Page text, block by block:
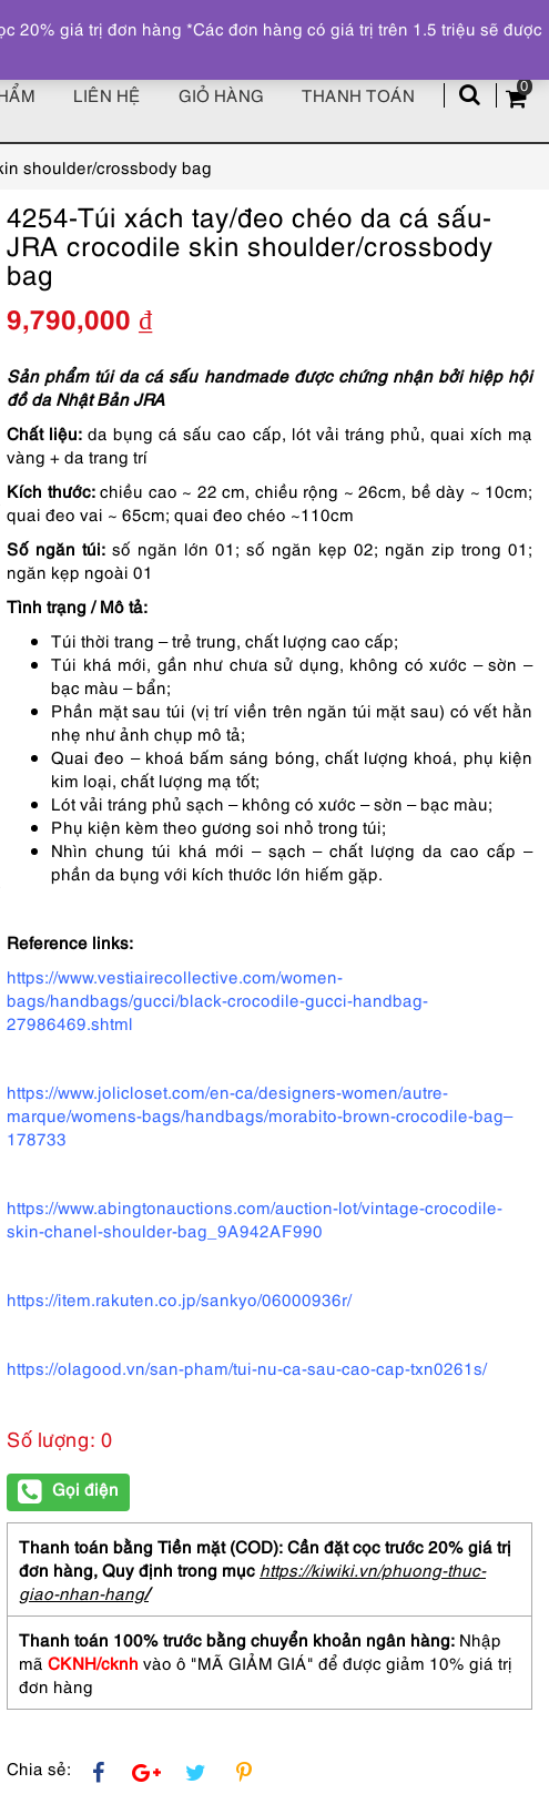
z
0
LIÊN HỆ GIỎ HÀNG THANH TOÁN
shoulder/crossbody bag
4254-Túi xách tay/đeo chéo da cá sấu-
JRA crocodile skin shoulder/crossbody
bag
9,790,000 ₫
Sản phẩm túi da cá sấu handmade được chứng nhận bởi hiệp hội
đồ da Nhật Bản JRA
Chất liệu: da bụng cá sấu cao cấp, lót vải tráng phủ, quai xích mạ
vàng + da trang trí
Kích thước: chiều cao ~ 22 cm, chiều rộng ~ 26cm, bề dày ~ 10cm;
quai đeo vai ~ 65cm; quai đeo chéo ~110cm
Số ngăn túi: số ngăn lớn 01; số ngăn kẹp 02; ngăn zip trong 01;
ngăn kẹp ngoài 01
Tình trạng / Mô tả:
Túi thời trang – trẻ trung, chất lượng cao cấp;
Túi khá mới, gần như chưa sử dụng, không có xước – sờn –
bạc màu – bẩn;
Phần mặt sau túi (vị trí viền trên ngăn túi mặt sau) có vết hằn
nhẹ như ảnh chụp mô tả;
Quai đeo – khoá bấm sáng bóng, chất lượng khoá, phụ kiện
kim loại, chất lượng mạ tốt;
Lót vải tráng phủ sạch – không có xước – sờn – bạc màu;
Phụ kiện kèm theo gương soi nhỏ trong túi;
Nhìn chung túi khá mới – sạch – chất lượng da cao cấp –
phần da bụng với kích thước lớn hiếm gặp.
Reference links:
https://www.vestiairecollective.com/women-
bags/handbags/gucci/black-crocodile-gucci-handbag-
27986469.shtml
https://www.jolicloset.com/en-ca/designers-women/autre-
marque/womens-bags/handbags/morabito-brown-crocodile-bag–
178733
https://www.abingtonauctions.com/auction-lot/vintage-crocodile-
skin-chanel-shoulder-bag_9A942AF990
https://item.rakuten.co.jp/sankyo/06000936r/
https://olagood.vn/san-pham/tui-nu-ca-sau-cao-cap-txn0261s/
Số lượng: 0
Gọi điện
Thanh toán bằng Tiền mặt (COD): Cần đặt cọc trước 20% giá trị
đơn hàng, Quy định trong mục https://kiwiki.vn/phuong-thuc-
giao-nhan-hang/
Thanh toán 100% trước bằng chuyển khoản ngân hàng: Nhập
mã CKNH/cknh vào ô "MÃ GIẢM GIÁ" để được giảm 10% giá trị
đơn hàng
Chia sẻ:
20% giá trị đơn hàng *Các đơn hàng có giá trị trên 1.5 triệu sẽ được